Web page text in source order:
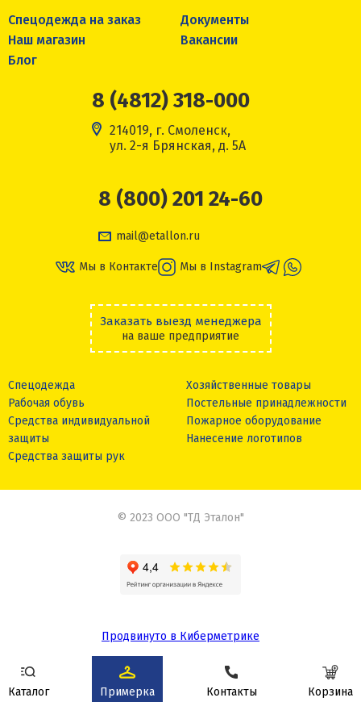
Каталог Примерка Контакты Корзина
Спецодежда на заказ
Документы
Наш магазин
Вакансии
Блог
8 (4812) 318-000
214019, г. Смоленск,
ул. 2-я Брянская, д. 5А
8 (800) 201 24-60
mail@etallon.ru
Мы в Контакте Мы в Instagram
Заказать выезд менеджера
на ваше предприятие
Спецодежда
Рабочая обувь
Средства индивидуальной
защиты
Средства защиты рук
Хозяйственные товары
Постельные принадлежности
Пожарное оборудование
Нанесение логотипов
© 2023 ООО "ТД Эталон"
Продвинуто в Киберметрике
Сделано в